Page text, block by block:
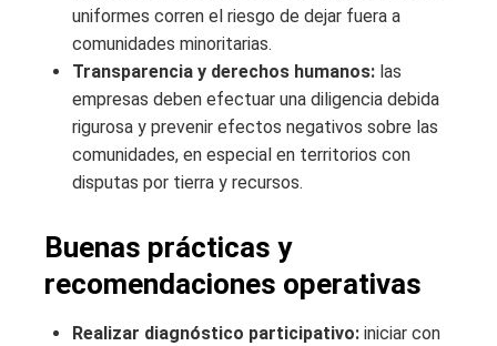
uniformes corren el riesgo de dejar fuera a
comunidades minoritarias.
Transparencia y derechos humanos: las
empresas deben efectuar una diligencia debida
rigurosa y prevenir efectos negativos sobre las
comunidades, en especial en territorios con
disputas por tierra y recursos.
Buenas prácticas y
recomendaciones operativas
Realizar diagnóstico participativo: iniciar con